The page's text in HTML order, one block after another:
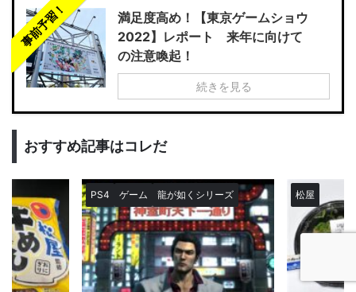
事前予習！
満足度高め！【東京ゲームショウ
2022】レポート 来年に向けて
の注意喚起！
続きを見る
おすすめ記事はコレだ
PS4 ゲーム 龍が如くシリーズ 松屋